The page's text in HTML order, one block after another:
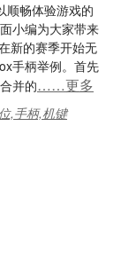
顺畅体验游戏的
小编为大家带来
新的赛季开始无
手柄举例。首先
并的……更多
,手柄,机键